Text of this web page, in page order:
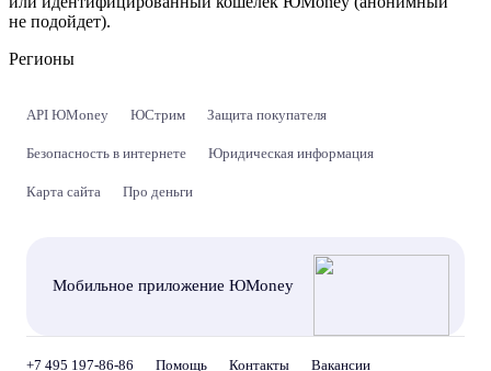
не подойдет).
Регионы
API ЮMoney ЮСтрим Защита покупателя
Безопасность в интернете Юридическая информация
Карта сайта Про деньги
Мобильное приложение ЮMoney
+7 495 197-86-86 Помощь Контакты Вакансии